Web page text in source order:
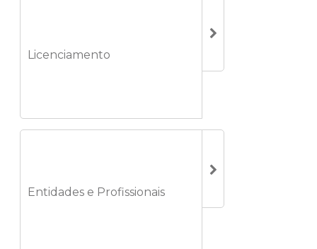
Licenciamento
Entidades e Profissionais